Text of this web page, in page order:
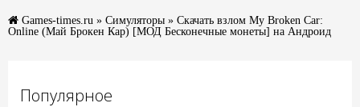
Популярное
Games-times.ru » Симуляторы » Скачать взлом My Broken Car:
Online (Май Брокен Кар) [МОД Бесконечные монеты] на Андроид